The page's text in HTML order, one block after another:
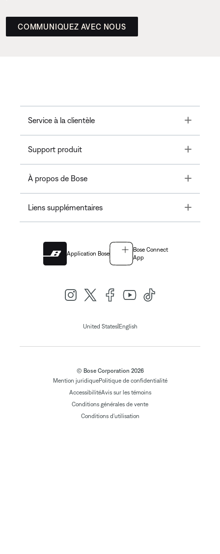
COMMUNIQUEZ AVEC NOUS
Service à la clientèle Toggle
Support produit Toggle
À propos de Bose Toggle
Liens supplémentaires Toggle
Application Bose
Bose Connect
App
United States| English
© Bose Corporation 2026
Mention juridiquePolitique de confidentialité
AccessibilitéAvis sur les témoins
Conditions générales de vente
Conditions d'utilisation